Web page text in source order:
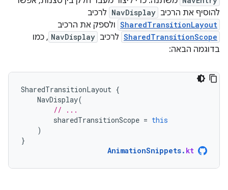
להוסיף את הרכיב NavDisplay לרכיב
SharedTransitionLayout ולספק את הרכיב
SharedTransitionScope לרכיב NavDisplay , כמו
בדוגמה הבאה:
SharedTransitionLayout {
NavDisplay(
// ...
sharedTransitionScope = this
)
}
AnimationSnippets. kt